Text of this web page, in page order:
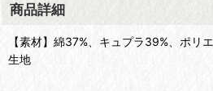
商品詳細
【素材】綿37%、キュプラ39%、ポリ
生地